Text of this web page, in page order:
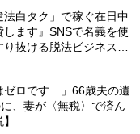
法白タク」で稼ぐ在日中
ます』SNSで名義を使
抜ける脱法ビジネスの
ゼロです…」66歳夫の遺
、妻が〈無税〉で済ん